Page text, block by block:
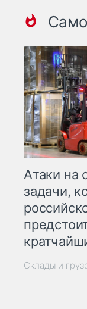
Атаки на
задачи,
Склады и